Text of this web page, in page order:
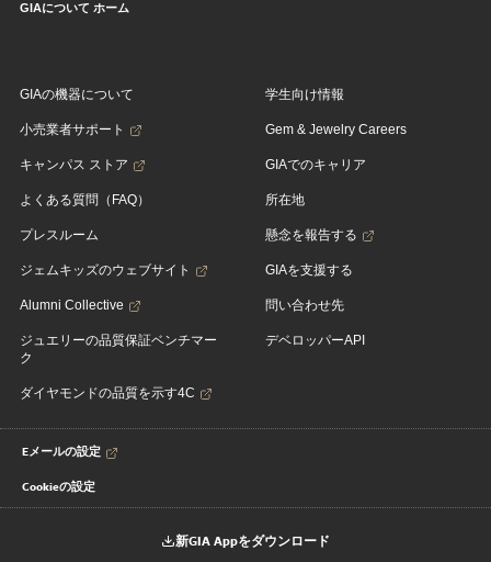
GIAについて ホーム
GIAの機器について
小売業者サポート
キャンパス ストア
よくある質問（FAQ）
プレスルーム
ジェムキッズのウェブサイト
Alumni Collective
ジュエリーの品質保証ベンチマー
ク
ダイヤモンドの品質を示す4C
学生向け情報
Gem & Jewelry Careers
GIAでのキャリア
所在地
懸念を報告する
GIAを支援する
問い合わせ先
デベロッパーAPI
Eメールの設定
Cookieの設定
新GIA Appをダウンロード